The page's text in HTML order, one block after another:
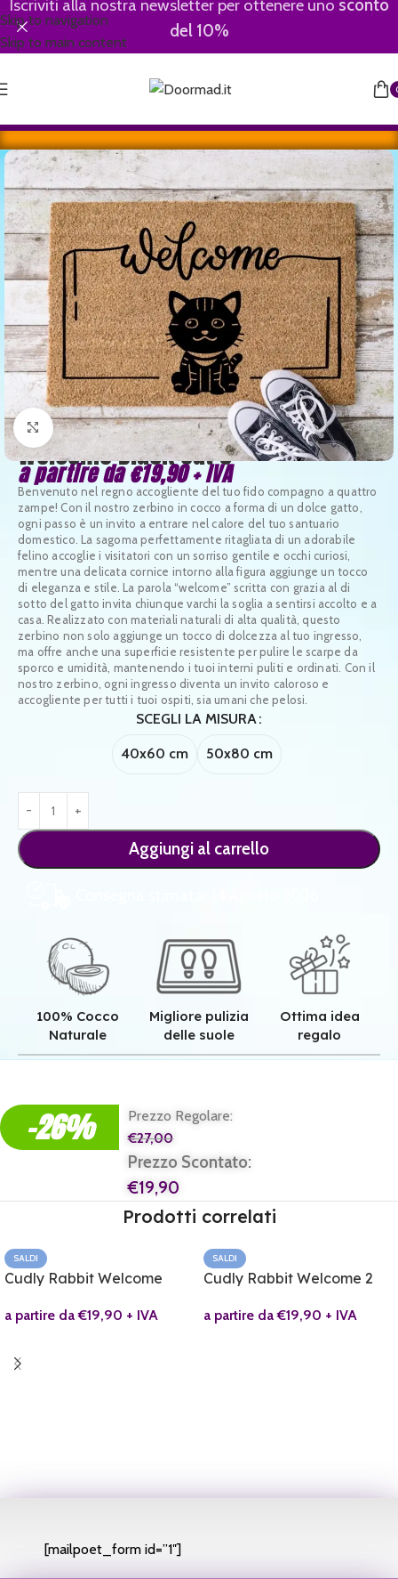
Skip to navigation
Skip to main content
Iscriviti alla nostra newsletter per ottenere uno sconto
del 10%
Clicca per ingrandire
Welcome Black Cat 5
a partire da€19,90+ IVA
Benvenuto nel regno accogliente del tuo fido compagno a quattro
zampe! Con il nostro zerbino in cocco a forma di un dolce gatto,
ogni passo è un invito a entrare nel calore del tuo santuario
domestico. La sagoma perfettamente ritagliata di un adorabile
felino accoglie i visitatori con un sorriso gentile e occhi curiosi,
mentre una delicata cornice intorno alla figura aggiunge un tocco
di eleganza e stile. La parola “welcome” scritta con grazia al di
sotto del gatto invita chiunque varchi la soglia a sentirsi accolto e a
casa. Realizzato con materiali naturali di alta qualità, questo
zerbino non solo aggiunge un tocco di dolcezza al tuo ingresso,
ma offre anche una superficie resistente per pulire le scarpe da
sporco e umidità, mantenendo i tuoi interni puliti e ordinati. Con il
nostro zerbino, ogni ingresso diventa un invito caloroso e
accogliente per tutti i tuoi ospiti, sia umani che pelosi.
SCEGLI LA MISURA
40x60 cm 50x80 cm
Aggiungi al carrello
100% Cocco
Naturale
Migliore pulizia
delle suole
Ottima idea
regalo
-26%
Prezzo Regolare:
€27,00
Prezzo Scontato:
€19,90
Prodotti correlati
SALDI
Cudly Rabbit Welcome
a partire da€19,90 + IVA
SALDI
Cudly Rabbit Welcome 2
a partire da€19,90 + IVA
[mailpoet_form id=”1″]